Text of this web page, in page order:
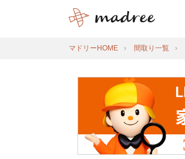
マドリーHOME 間取り一覧